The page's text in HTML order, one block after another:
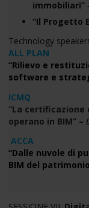
immobiliari” ‐
“Il Progetto
Technology
ALL PLAN
“Rilievo e
software e
ICMQ
“La certificazione
operano in BIM” –
ACCA
“Dalle nuvole di
BIM del